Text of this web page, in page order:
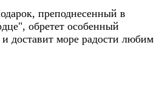
преподнесенный в
обретет особенный
доставит море радости